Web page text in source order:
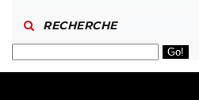
RECHERCHE